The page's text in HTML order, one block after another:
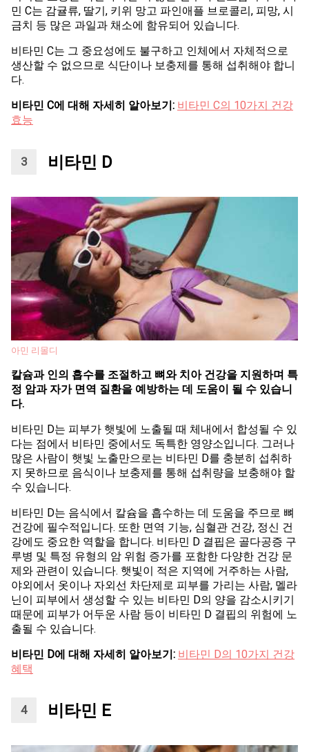
민 C는 감귤류, 딸기, 키위 망고 파인애플 브로콜리, 피망, 시
금치 등 많은 과일과 채소에 함유되어 있습니다.
비타민 C는 그 중요성에도 불구하고 인체에서 자체적으로
생산할 수 없으므로 식단이나 보충제를 통해 섭취해야 합니
다.
비타민 C에 대해 자세히 알아보기: 비타민 C의 10가지 건강
효능
비타민 D
아민 리몰디
칼슘과 인의 흡수를 조절하고 뼈와 치아 건강을 지원하며 특
정 암과 자가 면역 질환을 예방하는 데 도움이 될 수 있습니
다.
비타민 D는 피부가 햇빛에 노출될 때 체내에서 합성될 수 있
다는 점에서 비타민 중에서도 독특한 영양소입니다. 그러나
많은 사람이 햇빛 노출만으로는 비타민 D를 충분히 섭취하
지 못하므로 음식이나 보충제를 통해 섭취량을 보충해야 할
수 있습니다.
비타민 D는 음식에서 칼슘을 흡수하는 데 도움을 주므로 뼈
건강에 필수적입니다. 또한 면역 기능, 심혈관 건강, 정신 건
강에도 중요한 역할을 합니다. 비타민 D 결핍은 골다공증 구
루병 및 특정 유형의 암 위험 증가를 포함한 다양한 건강 문
제와 관련이 있습니다. 햇빛이 적은 지역에 거주하는 사람,
야외에서 옷이나 자외선 차단제로 피부를 가리는 사람, 멜라
닌이 피부에서 생성할 수 있는 비타민 D의 양을 감소시키기
때문에 피부가 어두운 사람 등이 비타민 D 결핍의 위험에 노
출될 수 있습니다.
비타민 D에 대해 자세히 알아보기: 비타민 D의 10가지 건강
혜택
비타민 E